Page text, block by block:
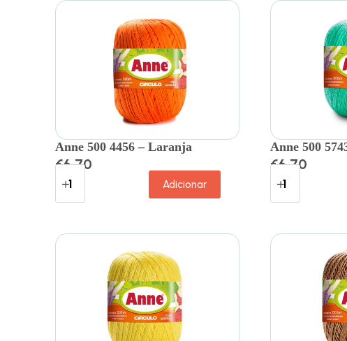
Anne 500 4456 – Laranja
€6.70
Adicionar
Anne 500
€6.70